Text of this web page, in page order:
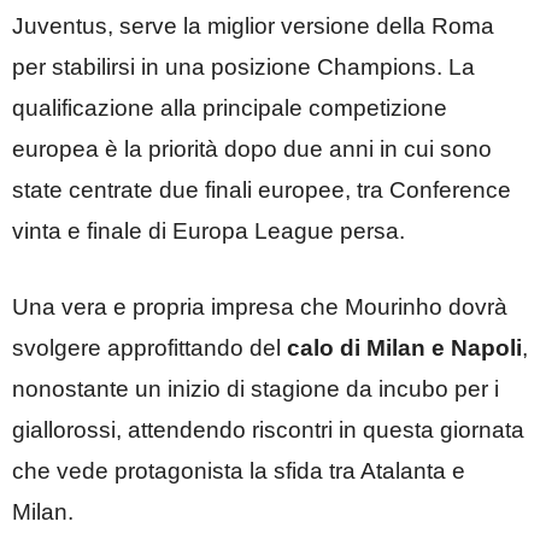
Juventus, serve la miglior versione della Roma
per stabilirsi in una posizione Champions. La
qualificazione alla principale competizione
europea è la priorità dopo due anni in cui sono
state centrate due finali europee, tra Conference
vinta e finale di Europa League persa.
Una vera e propria impresa che Mourinho dovrà
svolgere approfittando del calo di Milan e Napoli,
nonostante un inizio di stagione da incubo per i
giallorossi, attendendo riscontri in questa giornata
che vede protagonista la sfida tra Atalanta e
Milan.